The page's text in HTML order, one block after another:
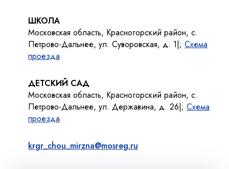
ШКОЛА
Московская область, Красногорский район, с.
Петрово-Дальнее, ул. Суворовская, д. 1|; Схема
проезда
ДЕТСКИЙ САД
Московская область, Красногорский район, с.
Петрово-Дальнее, ул. Державина, д. 26|; Схема
проезда
krgr_chou_mirzna@mosreg.ru